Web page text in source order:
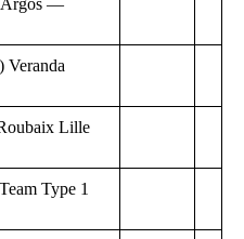
Argos —
Veranda
Lille
Type 1